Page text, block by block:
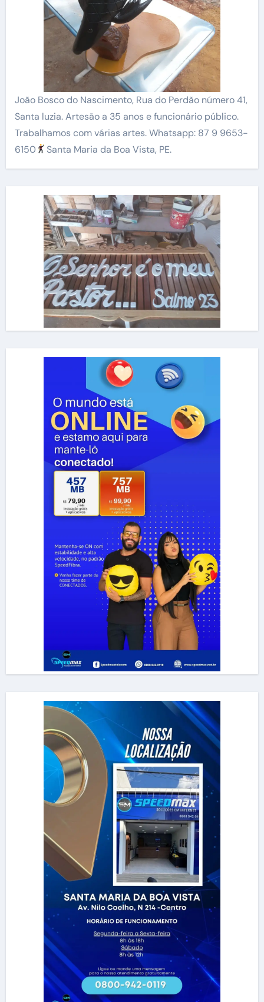
João Bosco do Nascimento, Rua do Perdão número 41,
Santa luzia. Artesão a 35 anos e funcionário público.
Trabalhamos com várias artes. Whatsapp: 87 9 9653-
6150
Santa Maria da Boa Vista, PE.